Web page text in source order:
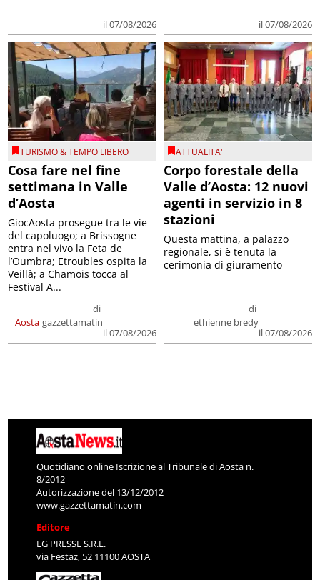
il 07/08/2026 il 07/08/2026
TURISMO & TEMPO LIBERO
Cosa fare nel fine
settimana in Valle
d’Aosta
Aosta
di
gazzettamatin
il 07/08/2026
GiocAosta prosegue tra le vie
del capoluogo; a Brissogne
entra nel vivo la Feta de
l’Oumbra; Etroubles ospita la
Veillà; a Chamois tocca al
Festival A...
ATTUALITA'
Corpo forestale della
Valle d’Aosta: 12 nuovi
agenti in servizio in 8
stazioni
di
ethienne bredy
il 07/08/2026
Questa mattina, a palazzo
regionale, si è tenuta la
cerimonia di giuramento
Quotidiano online Iscrizione al Tribunale di Aosta n.
8/2012
Autorizzazione del 13/12/2012
www.gazzettamatin.com
Editore
LG PRESSE S.R.L.
via Festaz, 52 11100 AOSTA